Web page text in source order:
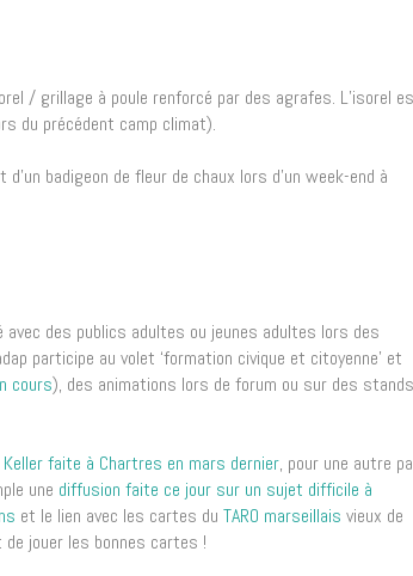
/ grillage à poule renforcé par des agrafes. L’isorel
du précédent camp climat).
badigeon de fleur de chaux lors d’un week-end à
des publics adultes ou jeunes adultes lors des
participe au volet ‘formation civique et citoyenne’ et
cours), des animations lors de forum ou sur des stands
Keller faite à Chartres en mars dernier, pour une autre
une diffusion faite ce jour sur un sujet difficile à
et le lien avec les cartes du TARO marseillais vieux de
de jouer les bonnes cartes !